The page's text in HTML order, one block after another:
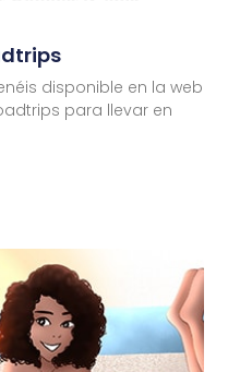
disponible en la web
para llevar en